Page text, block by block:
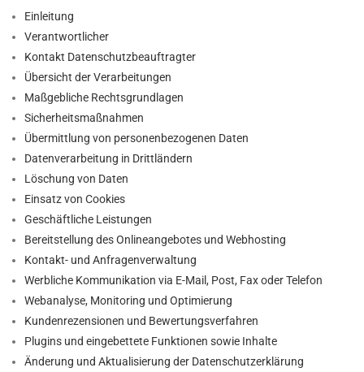
Einleitung
Verantwortlicher
Kontakt Datenschutzbeauftragter
Übersicht der Verarbeitungen
Maßgebliche Rechtsgrundlagen
Sicherheitsmaßnahmen
Übermittlung von personenbezogenen Daten
Datenverarbeitung in Drittländern
Löschung von Daten
Einsatz von Cookies
Geschäftliche Leistungen
Bereitstellung des Onlineangebotes und Webhosting
Kontakt- und Anfragenverwaltung
Werbliche Kommunikation via E-Mail, Post, Fax oder Telefon
Webanalyse, Monitoring und Optimierung
Kundenrezensionen und Bewertungsverfahren
Plugins und eingebettete Funktionen sowie Inhalte
Änderung und Aktualisierung der Datenschutzerklärung